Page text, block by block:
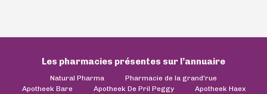
Les pharmacies présentes sur l’annuaire
Natural Pharma
Pharmacie de la grand'rue
Apotheek Bare
Apotheek De Pril Peggy
Apotheek Haex